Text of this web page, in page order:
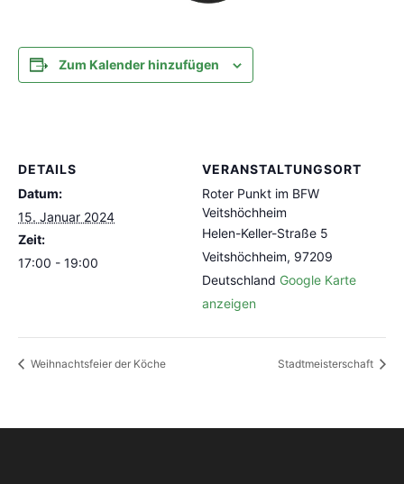
Zum Kalender hinzufügen
DETAILS
Datum:
15. Januar 2024
Zeit:
17:00 - 19:00
VERANSTALTUNGSORT
Roter Punkt im BFW
Veitshöchheim
Helen-Keller-Straße 5
Veitshöchheim, 97209
Deutschland Google Karte
anzeigen
Weihnachtsfeier der Köche Stadtmeisterschaft